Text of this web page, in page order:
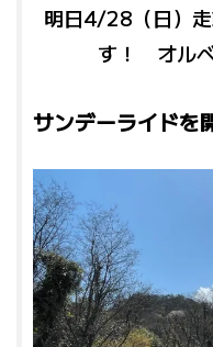
明日4/28（日）
す！ オル
サンデーライドを